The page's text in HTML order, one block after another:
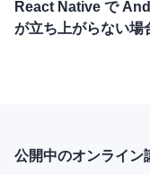
React Native で
が立ち上がらない場
公開中のオンライン